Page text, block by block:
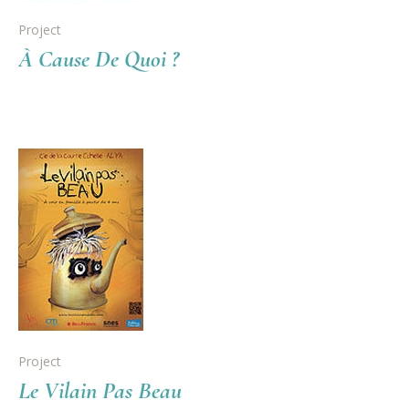
Project
À Cause De Quoi ?
Project
Le Vilain Pas Beau